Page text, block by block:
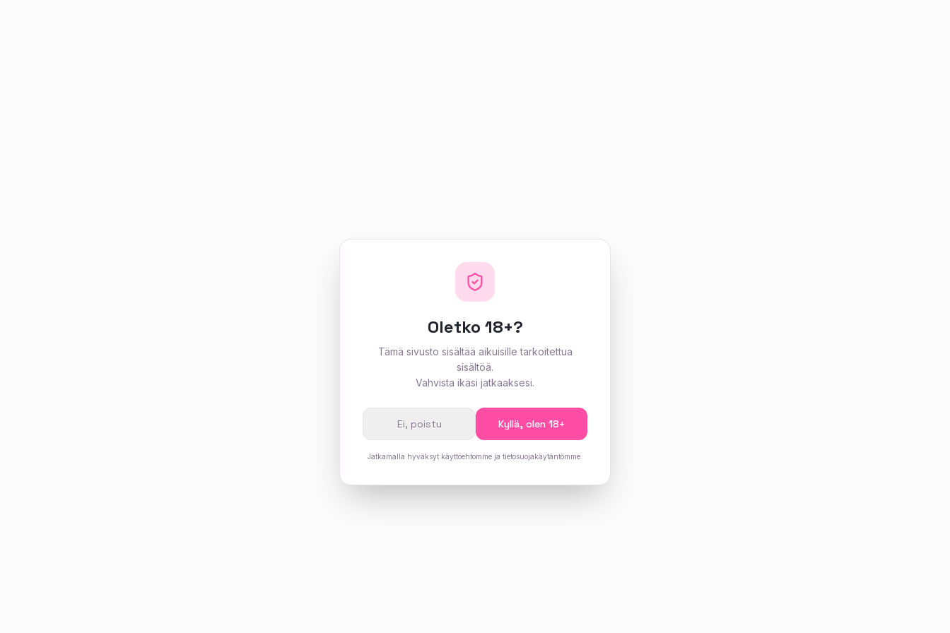
Oletko 18+?
Tämä sivusto sisältää aikuisille tarkoitettua
sisältöä.
Vahvista ikäsi jatkaaksesi.
Ei, poistu Kyllä, olen 18+
Jatkamalla hyväksyt käyttöehtomme ja tietosuojakäytäntömme.